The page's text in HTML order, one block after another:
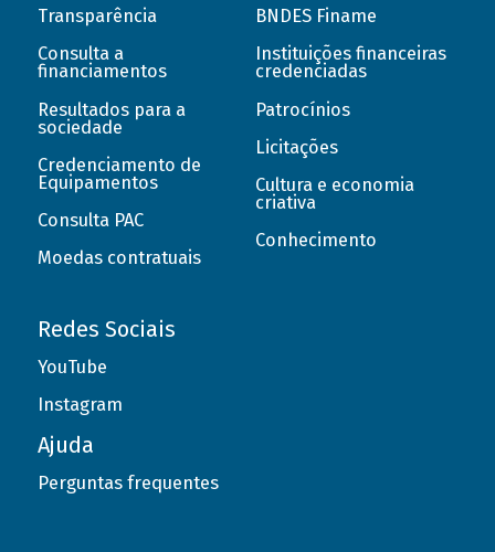
Transparência
Consulta a
financiamentos
Resultados para a
sociedade
Credenciamento de
Equipamentos
Consulta PAC
Moedas contratuais
BNDES Finame
Instituições financeiras
credenciadas
Patrocínios
Licitações
Cultura e economia
criativa
Conhecimento
Redes Sociais
YouTube
Instagram
Ajuda
Perguntas frequentes